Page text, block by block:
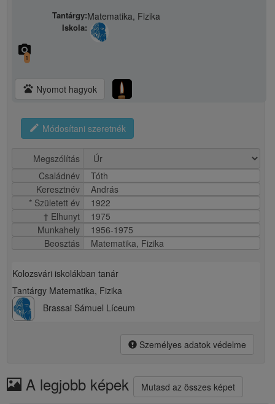
Tantárgy:Matematika, Fizika
Iskola:
camera_alt
1
pets Nyomot hagyok
edit Módosítani szeretnék
Megszólítás
Családnév
Tóth
Keresztnév
András
* Született év
1922
† Elhunyt
1975
Munkahely
1956-1975
Beosztás
Matematika, Fizika
Kolozsvári iskolákban tanár
Tantárgy Matematika, Fizika
Brassai Sámuel Líceum
Személyes adatok védelme
A legjobb képek Mutasd az összes képet